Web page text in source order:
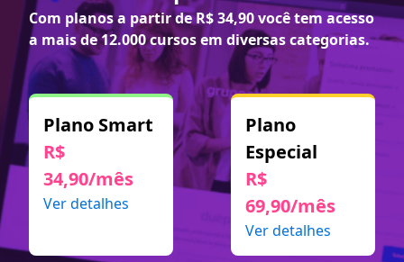
Com planos a partir deR$ 34,90você tem acesso
a mais de 12.000 cursos em diversas categorias.
Plano Smart
R$
34,90/mês
Ver detalhes
Plano
Especial
R$
69,90/mês
Ver detalhes